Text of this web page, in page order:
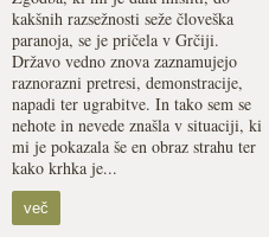
kakšnih razsežnosti seže človeška
paranoja, se je pričela v Grčiji.
Državo vedno znova zaznamujejo
raznorazni pretresi, demonstracije,
napadi ter ugrabitve. In tako sem se
nehote in nevede znašla v situaciji, ki
mi je pokazala še en obraz strahu ter
kako krhka je...
več